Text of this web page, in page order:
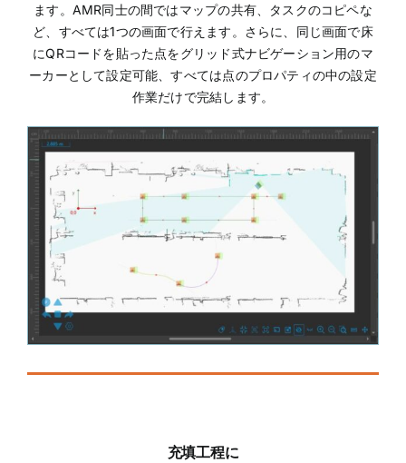
ます。AMR同士の間ではマップの共有、タスクのコピペな
ど、すべては1つの画面で行えます。さらに、同じ画面で床
にQRコードを貼った点をグリッド式ナビゲーション用のマ
ーカーとして設定可能、すべては点のプロパティの中の設定
作業だけで完結します。
充填工程に